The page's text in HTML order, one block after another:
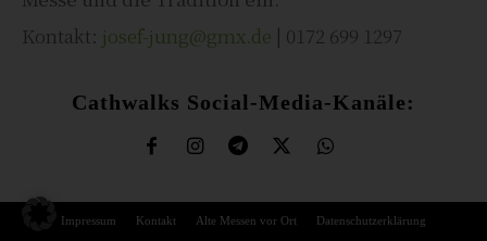
Kontakt: josef-jung@gmx.de | 0172 699 1297
Cathwalks Social-Media-Kanäle:
Impressum Kontakt Alte Messen vor Ort Datenschutzerklärung